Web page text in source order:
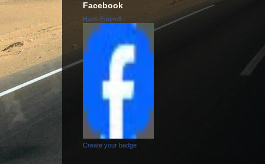
Facebook
Hans Engnell
Create your badge